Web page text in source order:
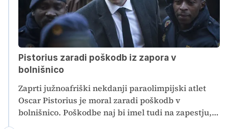
Pistorius zaradi poškodb iz zapora v
bolnišnico
Zaprti južnoafriški nekdanji paraolimpijski atlet
Oscar Pistorius je moral zaradi poškodb v
bolnišnico. Poškodbe naj bi imel tudi na zapestju,